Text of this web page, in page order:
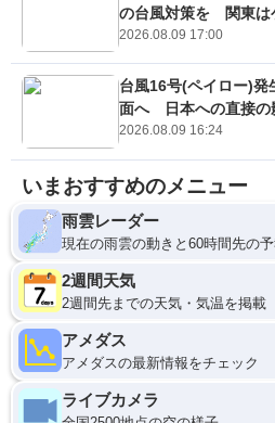
の台風対策を 関東は
2026.08.09 17:00
台風16号(ペイロー)
面へ 日本への直接の
2026.08.09 16:24
いまおすすめのメニュー
雨雲レーダー
現在の雨雲の動きと60時間先の
2週間天気
2週間先までの天気・気温を掲載
アメダス
アメダスの最新情報をチェック
ライブカメラ